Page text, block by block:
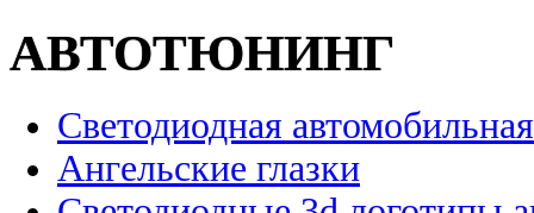
АВТОТЮНИНГ
Светодиодная
Ангельские глазки